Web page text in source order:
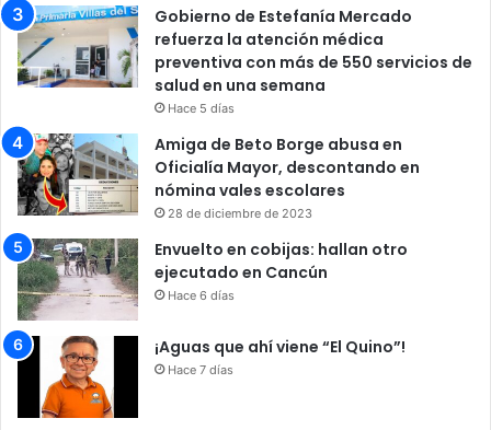
Gobierno de Estefanía Mercado
refuerza la atención médica
preventiva con más de 550 servicios de
salud en una semana
Hace 5 días
Amiga de Beto Borge abusa en
Oficialía Mayor, descontando en
nómina vales escolares
28 de diciembre de 2023
Envuelto en cobijas: hallan otro
ejecutado en Cancún
Hace 6 días
¡Aguas que ahí viene “El Quino”!
Hace 7 días